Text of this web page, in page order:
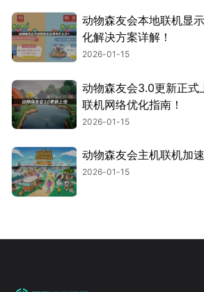
动物森友会本地联机显
化解决方案详解！
2026-01-15
动物森友会3.0更新正式
联机网络优化指南！
2026-01-15
动物森友会主机联机加
2026-01-15